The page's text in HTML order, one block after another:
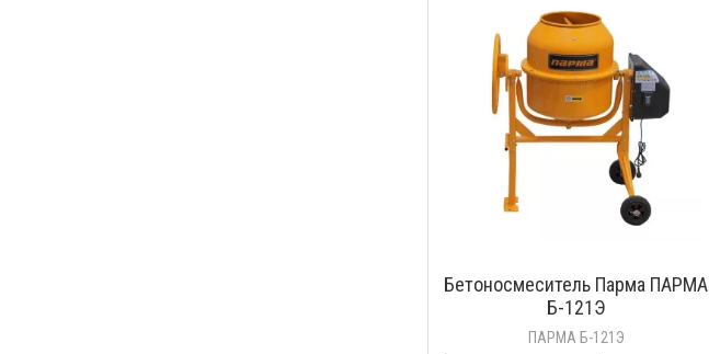
Бетоносмеситель Парма ПАРМА
Б-121Э
ПАРМА Б-121Э